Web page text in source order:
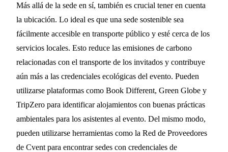
Más allá de la sede en sí, también es crucial tener en cuenta
la ubicación. Lo ideal es que una sede sostenible sea
fácilmente accesible en transporte público y esté cerca de los
servicios locales. Esto reduce las emisiones de carbono
relacionadas con el transporte de los invitados y contribuye
aún más a las credenciales ecológicas del evento. Pueden
utilizarse plataformas como Book Different, Green Globe y
TripZero para identificar alojamientos con buenas prácticas
ambientales para los asistentes al evento. Del mismo modo,
pueden utilizarse herramientas como la Red de Proveedores
de Cvent para encontrar sedes con credenciales de